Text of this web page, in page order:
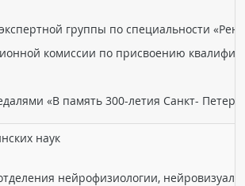
группы по специальности
комиссии по присвоению
«В память 300-летия Санкт-
наук
нейрофизиологии,